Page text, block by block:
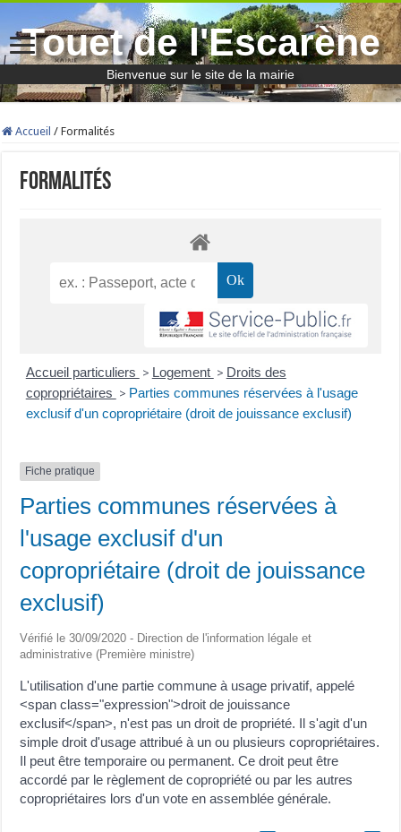
Touet de l'Escarène
Bienvenue sur le site de la mairie
Accueil / Formalités
Formalités
Accueil particuliers > Logement > Droits des
copropriétaires > Parties communes réservées à l'usage
exclusif d'un copropriétaire (droit de jouissance exclusif)
Fiche pratique
Parties communes réservées à
l'usage exclusif d'un
copropriétaire (droit de jouissance
exclusif)
Vérifié le 30/09/2020 - Direction de l'information légale et
administrative (Première ministre)
L'utilisation d'une partie commune à usage privatif, appelé
<span class="expression">droit de jouissance
exclusif</span>, n'est pas un droit de propriété. Il s'agit d'un
simple droit d'usage attribué à un ou plusieurs copropriétaires.
Il peut être temporaire ou permanent. Ce droit peut être
accordé par le règlement de copropriété ou par les autres
copropriétaires lors d'un vote en assemblée générale.